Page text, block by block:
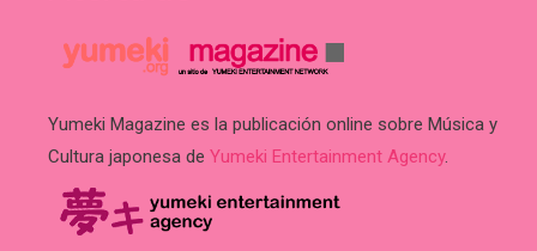
Yumeki Magazine es la publicación online sobre Música y
Cultura japonesa de Yumeki Entertainment Agency.